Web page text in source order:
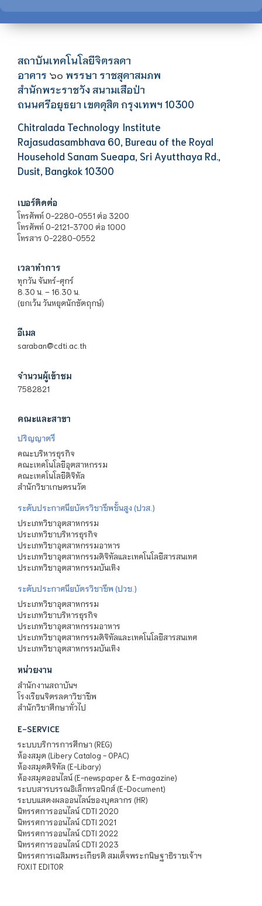
สถาบันเทคโนโลยีจิตรลดา
อาคาร ๖๐ พรรษา ราชสุดาสมภพ
สำนักพระราชวัง สนามเสือป่า
ถนนศรีอยุธยา เขตดุสิต กรุงเทพฯ 10300
Chitralada Technology Institute
Rajasudasambhava 60, Bureau of the Royal
Household Sanam Sueapa, Sri Ayutthaya Rd.,
Dusit, Bangkok 10300
เบอร์ติดต่อ
โทรศัพท์ 0-2280-0551 ต่อ 3200
โทรศัพท์ 0-2121-3700 ต่อ 1000
โทรสาร 0-2280-0552
เวลาทำการ
ทุกวัน จันทร์-ศุกร์
8.30 น. – 16.30 น.
(ยกเว้น วันหยุดนักขัตฤกษ์)
อีเมล
saraban@cdti.ac.th
จำนวนผู้เข้าชม
7582821
คณะและสาขา
ปริญญาตรี
คณะบริหารธุรกิจ
คณะเทคโนโลยีอุตสาหกรรม
คณะเทคโนโลยีดิจิทัล
สำนักวิชาเกษตรนวัต
ระดับประกาศนียบัตรวิชาชีพชั้นสูง (ปวส.)
ประเภทวิชาอุตสาหกรรม
ประเภทวิชาบริหารธุรกิจ
ประเภทวิชาอุตสาหกรรมอาหาร
ประเภทวิชาอุตสาหกรรมดิจิทัลและเทคโนโลยีสารสนเทศ
ประเภทวิชาอุตสาหกรรมบันเทิง
ระดับประกาศนียบัตรวิชาชีพ (ปวช.)
ประเภทวิชาอุตสาหกรรม
ประเภทวิชาบริหารธุรกิจ
ประเภทวิชาอุตสาหกรรมอาหาร
ประเภทวิชาอุตสาหกรรมดิจิทัลและเทคโนโลยีสารสนเทศ
ประเภทวิชาอุตสาหกรรมบันเทิง
หน่วยงาน
สำนักงานสถาบันฯ
โรงเรียนจิตรลดาวิชาชีพ
สำนักวิชาศึกษาทั่วไป
E-SERVICE
ระบบบริการการศึกษา (REG)
ห้องสมุด (Libery Catalog - OPAC)
ห้องสมุดดิจิทัล (E-Libary)
ห้องสมุดออนไลน์ (E-newspaper & E-magazine)
ระบบสารบรรณอิเล็กทรอนิกส์ (E-Document)
ระบบแสดงผลออนไลน์ของบุคลากร (HR)
นิทรรศการออนไลน์ CDTI 2020
นิทรรศการออนไลน์ CDTI 2021
นิทรรศการออนไลน์ CDTI 2022
นิทรรศการออนไลน์ CDTI 2023
นิทรรศการเฉลิมพระเกียรติ สมเด็จพระกนิษฐาธิราชเจ้าฯ
FOXIT EDITOR